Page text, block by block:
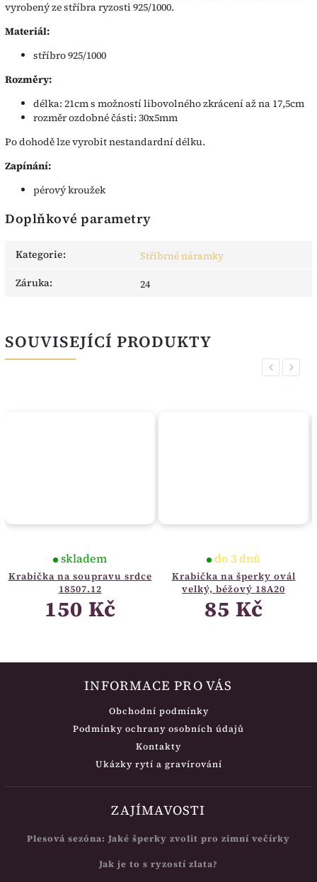
vyrobený ze stříbra ryzosti 925/1000.
Materiál:
stříbro 925/1000
Rozměry:
délka: 21cm s možností libovolného zkrácení až na 17,5cm
rozměr ozdobné části: 30x5mm
Po dohodě lze vyrobit nestandardní délku.
Zapínání:
pérový kroužek
Doplňkové parametry
Kategorie:
Stříbrné náramky
Záruka: 24
SOUVISEJÍCÍ PRODUKTY
Previous
Krabička na soupravu srdce
18507.12
skladem
150 Kč
Krabička na šperky ovál
velký, béžový 18A20
do 3 dnů
85 Kč
Next
INFORMACE PRO VÁS
Obchodní podmínky
Podmínky ochrany osobních údajů
Kontakty
Ukázky rytí a gravírování
ZAJÍMAVOSTI
Plesová sezóna: Jaké šperky zvolit pro zimní večírky
Jak je to s ryzostí zlata?